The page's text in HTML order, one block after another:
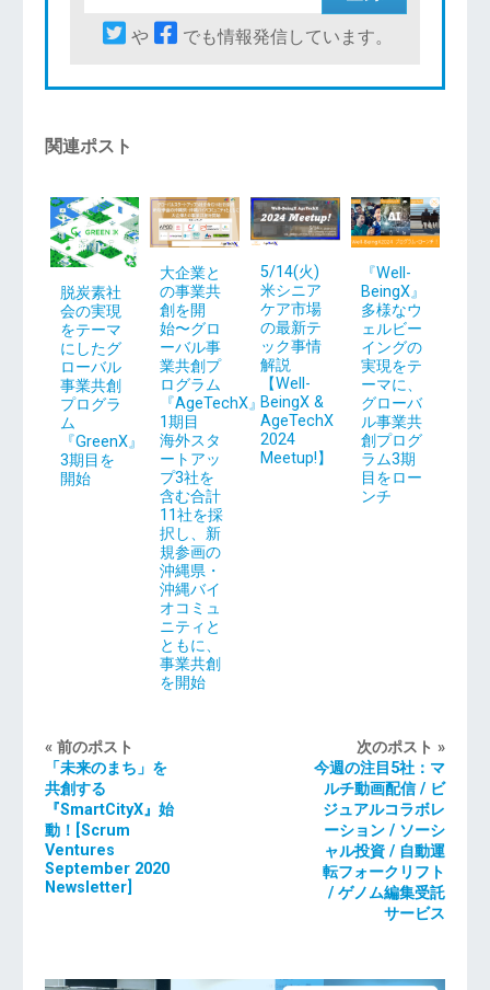
や でも情報発信しています。
関連ポスト
脱炭素社
会の実現
をテーマ
にしたグ
ローバル
事業共創
プログラ
ム
『GreenX』
3期目を
開始
大企業と
の事業共
創を開
始〜グロ
ーバル事
業共創プ
ログラム
『AgeTechX』
1期目
海外スタ
ートアッ
プ3社を
含む合計
11社を採
択し、新
規参画の
沖縄県・
沖縄バイ
オコミュ
ニティと
ともに、
事業共創
を開始
5/14(火)
米シニア
ケア市場
の最新テ
ック事情
解説
【Well-
BeingX &
AgeTechX
2024
Meetup!】
『Well-
BeingX』
多様なウ
ェルビー
イングの
実現をテ
ーマに、
グローバ
ル事業共
創プログ
ラム3期
目をロー
ンチ
« 前のポスト
「未来のまち」を
共創する
『SmartCityX』始
動！[Scrum
Ventures
September 2020
Newsletter]
次のポスト »
今週の注目5社：マ
ルチ動画配信 / ビ
ジュアルコラボレ
ーション / ソーシ
ャル投資 / 自動運
転フォークリフト
/ ゲノム編集受託
サービス